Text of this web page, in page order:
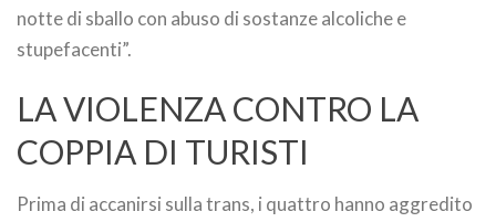
notte di sballo con abuso di sostanze alcoliche e
stupefacenti”.
LA VIOLENZA CONTRO LA
COPPIA DI TURISTI
Prima di accanirsi sulla trans, i quattro hanno aggredito